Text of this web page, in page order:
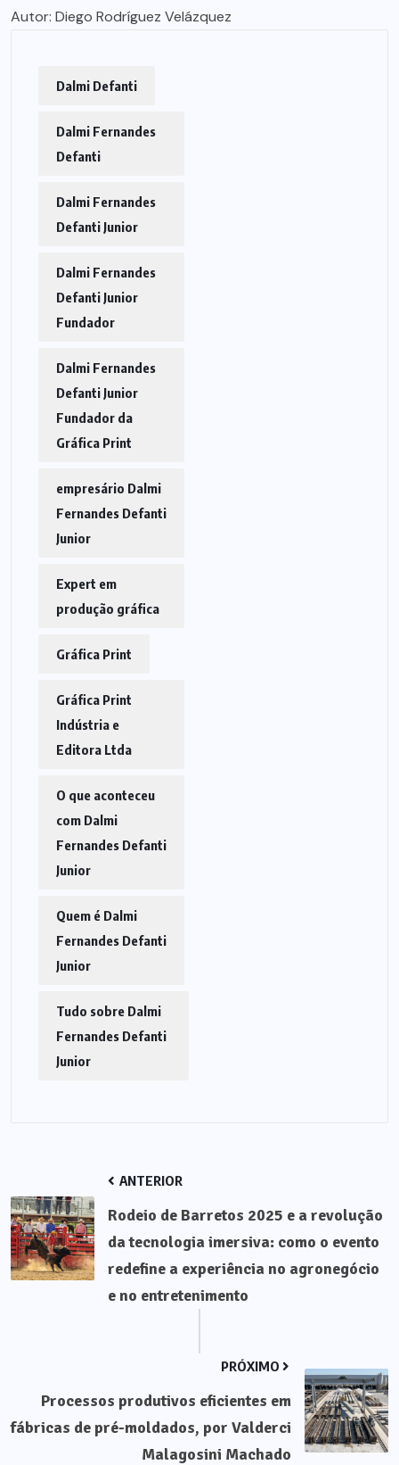
Autor: Diego Rodríguez Velázquez
Dalmi Defanti
Dalmi Fernandes
Defanti
Dalmi Fernandes
Defanti Junior
Dalmi Fernandes
Defanti Junior
Fundador
Dalmi Fernandes
Defanti Junior
Fundador da
Gráfica Print
empresário Dalmi
Fernandes Defanti
Junior
Expert em
produção gráfica
Gráfica Print
Gráfica Print
Indústria e
Editora Ltda
O que aconteceu
com Dalmi
Fernandes Defanti
Junior
Quem é Dalmi
Fernandes Defanti
Junior
Tudo sobre Dalmi
Fernandes Defanti
Junior
ANTERIOR
Rodeio de Barretos 2025 e a revolução
da tecnologia imersiva: como o evento
redefine a experiência no agronegócio
e no entretenimento
PRÓXIMO
Processos produtivos eficientes em
fábricas de pré-moldados, por Valderci
Malagosini Machado